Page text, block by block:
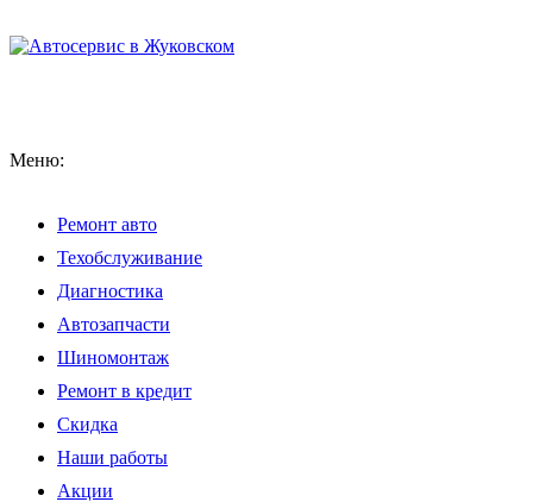
Меню:
Ремонт авто
Техобслуживание
Диагностика
Автозапчасти
Шиномонтаж
Ремонт в кредит
Скидка
Наши работы
Акции